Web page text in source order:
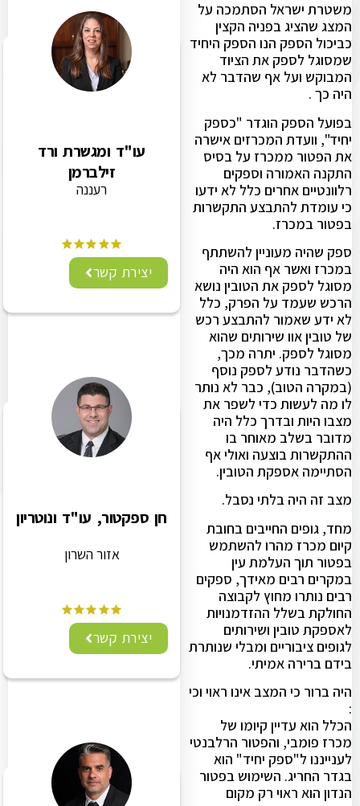
משטרת ישראל הסתמכה על
המצג שהציג בפניה הקצין
כביכול הספק הנו הספק היחיד
שמסוגל לספק את הציוד
המבוקש ועל אף שהדבר לא
היה כך .
בפועל הספק הוגדר "כספק
יחיד", וועדת המכרזים אישרה
את הפטור ממכרז על בסיס
התקנה האמורה וספקים
רלוונטיים אחרים כלל לא ידעו
כי עומדת להתבצע התקשרות
בפטור במכרז.
ספק שהיה מעוניין להשתתף
במכרז ואשר אף הוא היה
מסוגל לספק את הטובין נושא
הרכש שעמד על הפרק, כלל
לא ידע שאמור להתבצע רכש
של טובין אוו שירותים שהוא
מסוגל לספק. יתרה מכך,
כשהדבר נודע לספק נוסף
(במקרה הטוב), כבר לא נותר
לו מה לעשות כדי לשפר את
מצבו היות ובדרך כלל היה
מדובר בשלב מאוחר בו
ההתקשרות בוצעה ואולי אף
הסתיימה אספקת הטובין.
מצב זה היה בלתי נסבל.
מחד, גופים החייבים בחובת
קיום מכרז מהרו להשתמש
בפטור תוך העלמת עין
במקרים רבים מאידך, ספקים
רבים נותרו מחוץ לקבוצה
החולקת בשלל ההזדמנויות
לאספקת טובין ושירותים
לגופים ציבוריים ומבלי שנותרת
בידם ברירה אמיתי.
היה ברור כי המצב אינו ראוי וכי
הכלל הוא עדיין קיומו של
מכרז פומבי, והפטור הרלבנטי
לענייננו ל"ספק יחיד" הוא
בגדר החריג. השימוש בפטור
הנדון הוא ראוי רק מקום
עו"ד ומגשרת ורד
זילברמן
רעננה
יצירת קשר
חן ספקטור, עו"ד ונוטריון
אזור השרון
יצירת קשר